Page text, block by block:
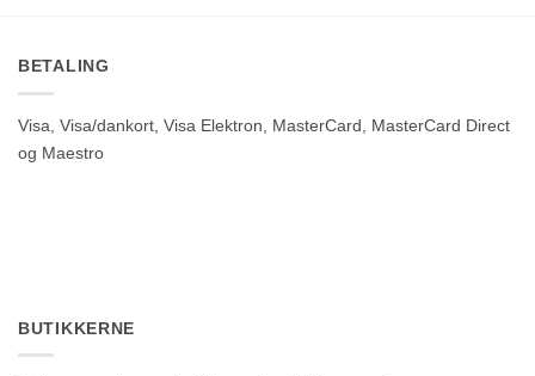
BETALING
Visa, Visa/dankort, Visa Elektron, MasterCard, MasterCard Direct
og Maestro
BUTIKKERNE